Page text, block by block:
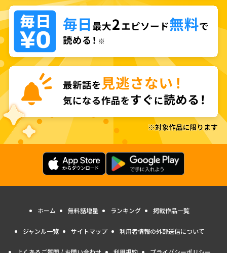
ホーム 無料話増量 ランキング 掲載作品一覧
ジャンル一覧 サイトマップ 利用者情報の外部送信について